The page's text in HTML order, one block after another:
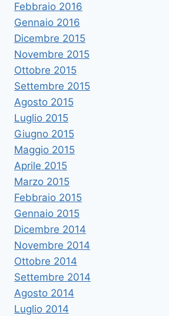
Febbraio 2016
Gennaio 2016
Dicembre 2015
Novembre 2015
Ottobre 2015
Settembre 2015
Agosto 2015
Luglio 2015
Giugno 2015
Maggio 2015
Aprile 2015
Marzo 2015
Febbraio 2015
Gennaio 2015
Dicembre 2014
Novembre 2014
Ottobre 2014
Settembre 2014
Agosto 2014
Luglio 2014